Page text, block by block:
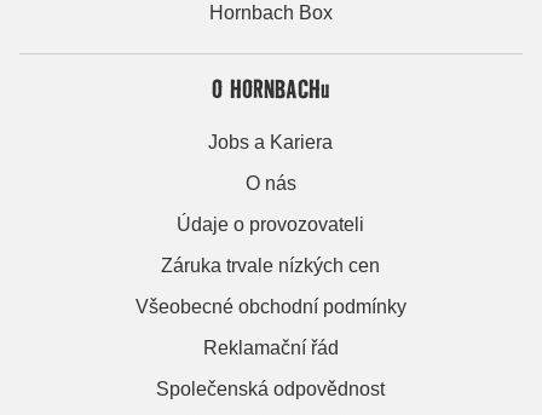
Hornbach Box
O HORNBACHu
Jobs a Kariera
O nás
Údaje o provozovateli
Záruka trvale nízkých cen
Všeobecné obchodní podmínky
Reklamační řád
Společenská odpovědnost